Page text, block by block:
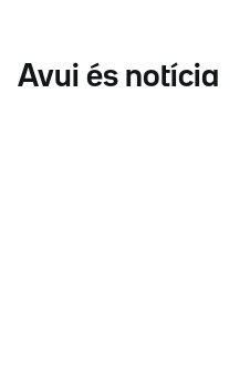
Avui és notícia